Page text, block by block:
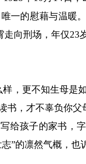
一的慰藉与温暖
向刑场，年仅23岁
更不知生母是
书，才不辜负你
孩子的家书，
”的凛然气概，